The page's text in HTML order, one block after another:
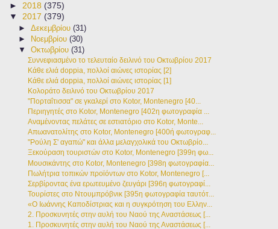
► 2018 (375)
▼ 2017 (379)
►Δεκεμβρίου(31)
►
Νοεμβρίου(30)
▼Οκτωβρίου(31)
Συννεφιασμένο το τελευταίο δειλινό του Οκτωβρίου 2017
Κάθε ελιά doppia, πολλοί αιώνες ιστορίας [2]
Κάθε ελιά doppia, πολλοί αιώνες ιστορίας [1]
Κολοράτο δειλινό του Οκτωβρίου 2017
"Πορταΐτισσα" σε γκαλερί στο Kotor, Montenegro [40...
Περιηγητές στο Kotor, Montenegro [402η φωτογραφία ...
Αναμένοντας πελάτες σε εστιατόριο στο Kotor, Monte...
Απωανατολίτης στο Kotor, Montenegro [400ή φωτογραφ...
"Ρούλη Σ' αγαπώ" και άλλα μελαγχολικά του Οκτωβρίο...
Ξεκούραση τουριστών στο Kotor, Montenegro [399η φω...
Μουσικάντης στο Kotor, Montenegro [398η φωτογραφία...
Πωλήτρια τοπικών προϊόντων στο Kotor, Montenegro [...
Σερβίροντας ένα ερωτευμένο ζευγάρι [396η φωτογραφί...
Τουρίστες στο Ντουμπρόβνικ [395η φωτογραφία ταυτότ...
«Ο Ιωάννης Καποδίστριας και η συγκρότηση του Ελλην...
2. Προσκυνητές στην αυλή του Ναού της Αναστάσεως [...
1. Προσκυνητές στην αυλή του Ναού της Αναστάσεως [...